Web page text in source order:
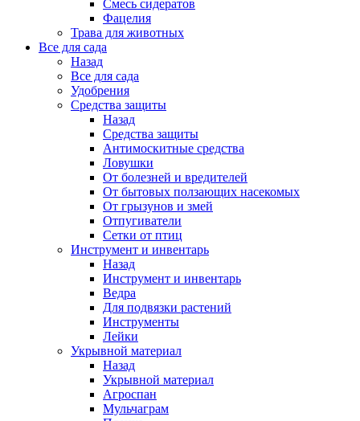
Смесь сидератов
Фацелия
Трава для животных
Все для сада
Назад
Все для сада
Удобрения
Средства защиты
Назад
Средства защиты
Антимоскитные средства
Ловушки
От болезней и вредителей
От бытовых ползающих насекомых
От грызунов и змей
Отпугиватели
Сетки от птиц
Инструмент и инвентарь
Назад
Инструмент и инвентарь
Ведра
Для подвязки растений
Инструменты
Лейки
Укрывной материал
Назад
Укрывной материал
Агроспан
Мульчаграм